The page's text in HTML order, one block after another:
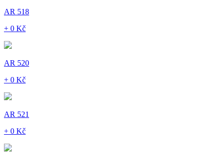
AR 518
+ 0 Kč
AR 520
+ 0 Kč
AR 521
+ 0 Kč